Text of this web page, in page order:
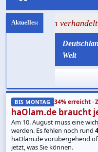
verhandelt über
Welt
BIS MONTAG 34% erreicht ·
haOlam.de braucht
Am 10. August muss eine
werden. Es fehlen noch rund
haOlam.de vorübergehend
jetzt, was Sie können.